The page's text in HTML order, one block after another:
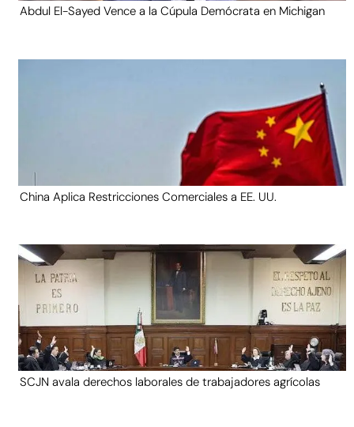
Abdul El-Sayed Vence a la Cúpula Demócrata en Michigan
China Aplica Restricciones Comerciales a EE. UU.
SCJN avala derechos laborales de trabajadores agrícolas